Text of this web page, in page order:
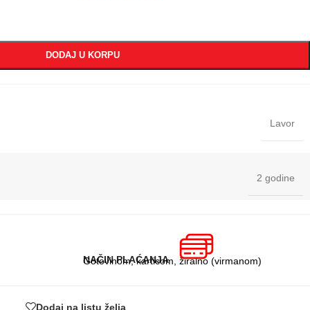
DODAJ U KORPU
Lavor
2 godine
NAČIN PLAĆANJA
Gotovinom, karticom, žiralno (virmanom)
Dodaj na listu želja